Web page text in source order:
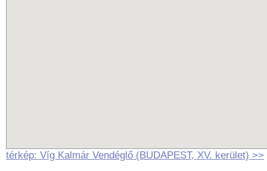
térkép: Víg Kalmár Vendéglő (BUDAPEST, XV. kerület) >>